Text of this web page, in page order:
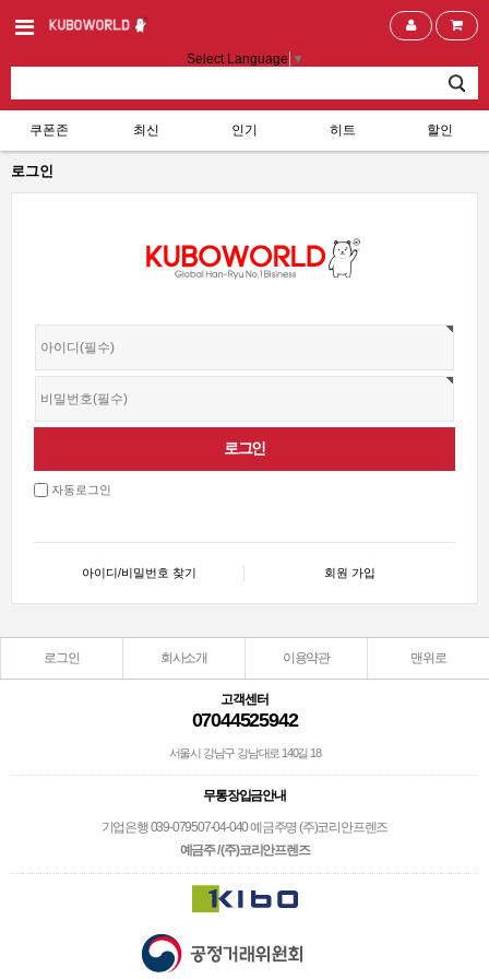
Select Language ▼
쿠폰존 최신 인기 히트 할인
로그인
자동로그인
아이디/비밀번호 찾기 회원 가입
로그인 회사소개 이용약관 맨위로
고객센터
07044525942
서울시 강남구 강남대로 140길 18
무통장입금안내
기업은행 039-079507-04-040 예금주명 (주)코리안프렌즈
예금주 / (주)코리안프렌즈